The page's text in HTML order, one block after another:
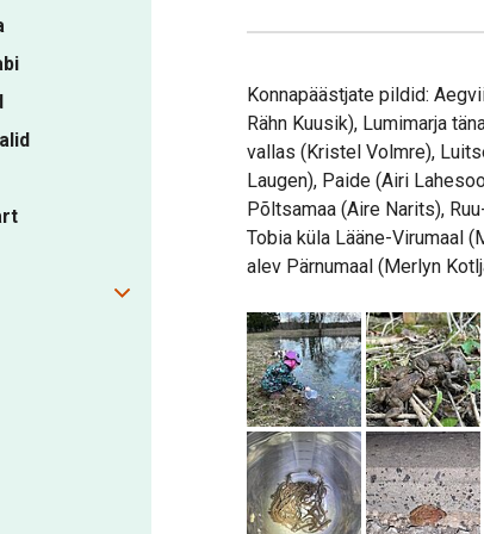
Konnapäästjate pildid:
Rähn Kuusik), Lumimarja
vallas (Kristel Volmre),
Laugen), Paide (Airi
Põltsamaa (Aire Narits),
Tobia küla Lääne-Virumaal
alev Pärnumaal (Merlyn